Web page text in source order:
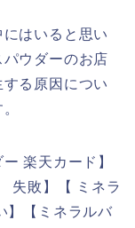
はいると思い
ウダーのお店
る原因につい
楽天カード】
失敗】【 ミネラ
】【ミネラルバ